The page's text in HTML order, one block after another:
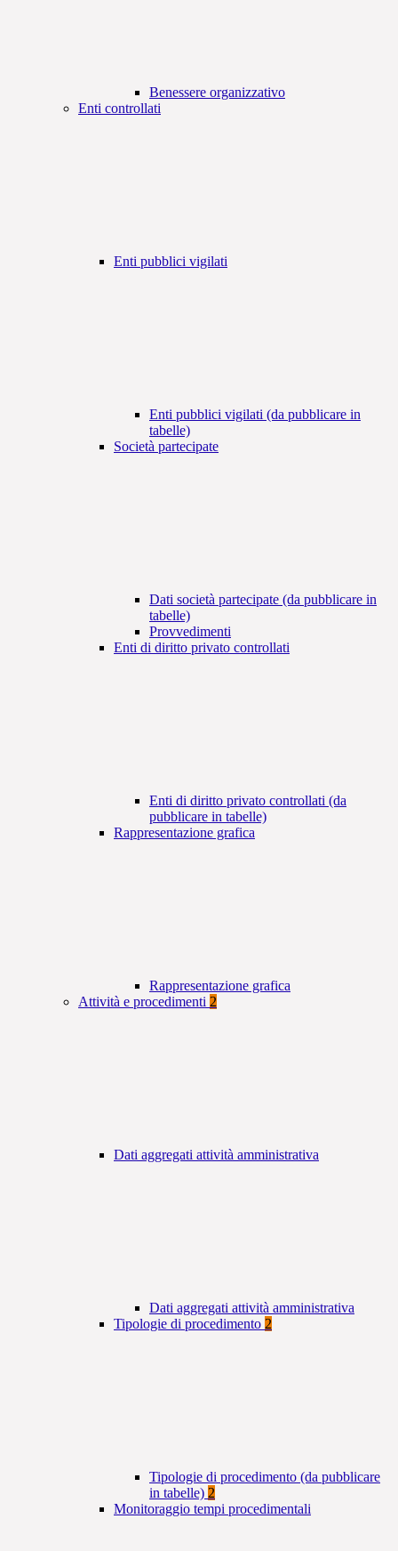
Benessere organizzativo
Enti controllati
Enti pubblici vigilati
Enti pubblici vigilati (da pubblicare in
tabelle)
Società partecipate
Dati società partecipate (da pubblicare in
tabelle)
Provvedimenti
Enti di diritto privato controllati
Enti di diritto privato controllati (da
pubblicare in tabelle)
Rappresentazione grafica
Rappresentazione grafica
Attività e procedimenti 2
Dati aggregati attività amministrativa
Dati aggregati attività amministrativa
Tipologie di procedimento 2
Tipologie di procedimento (da pubblicare
in tabelle) 2
Monitoraggio tempi procedimentali